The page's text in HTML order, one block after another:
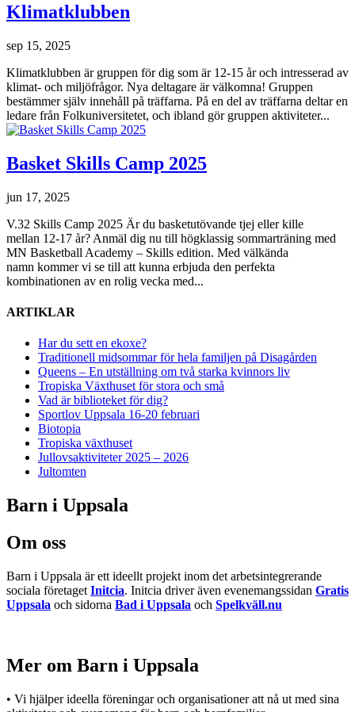
Klimatklubben
sep 15, 2025
Klimatklubben är gruppen för dig som är 12-15 år och intresserad av
klimat- och miljöfrågor. Nya deltagare är välkomna! Gruppen
bestämmer själv innehåll på träffarna. På en del av träffarna deltar en
ledare från Folkuniversitetet, och ibland gör gruppen aktiviteter...
Basket Skills Camp 2025
jun 17, 2025
V.32 Skills Camp 2025 Är du basketutövande tjej eller kille
mellan 12-17 år? Anmäl dig nu till högklassig sommarträning med
MN Basketball Academy – Skills edition. Med välkända
namn kommer vi se till att kunna erbjuda den perfekta
kombinationen av en rolig vecka med...
ARTIKLAR
Har du sett en ekoxe?
Traditionell midsommar för hela familjen på Disagården
Queens – En utställning om två starka kvinnors liv
Tropiska Växthuset för stora och små
Vad är biblioteket för dig?
Sportlov Uppsala 16-20 februari
Biotopia
Tropiska växthuset
Jullovsaktiviteter 2025 – 2026
Jultomten
Barn i Uppsala
Om oss
Barn i Uppsala är ett ideellt projekt inom det arbetsintegrerande
sociala företaget Initcia. Initcia driver även evenemangssidan Gratis
Uppsala och sidorna Bad i Uppsala och Spelkväll.nu
Mer om Barn i Uppsala
• Vi hjälper ideella föreningar och organisationer att nå ut med sina